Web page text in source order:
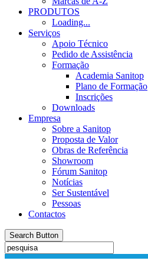
PRODUTOS
Loading...
Serviços
Apoio Técnico
Pedido de Assistência
Formação
Academia Sanitop
Plano de Formação
Inscrições
Downloads
Empresa
Sobre a Sanitop
Proposta de Valor
Obras de Referência
Showroom
Fórum Sanitop
Notícias
Ser Sustentável
Pessoas
Contactos
Search Button